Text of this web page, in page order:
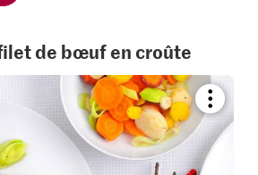
de bœuf en croûte
recipe
or
add